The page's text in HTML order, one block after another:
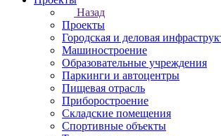
Назад
Проекты
Городская и деловая
Машиностроение
Образовательные учреждения
Паркинги и автоцентры
Пищевая отрасль
Приборостроение
Складские помещения
Спортивные объекты